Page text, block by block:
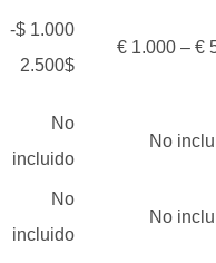
1.000 $-
2.500$
No
No
incluido
No
No
incluido